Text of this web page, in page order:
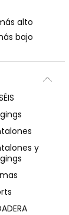
alto
bajo
y